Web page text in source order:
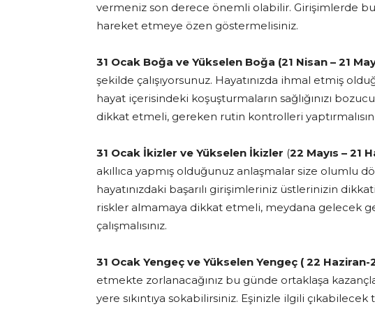
vermeniz son derece önemli olabilir. Girişimlerde
hareket etmeye özen göstermelisiniz.
31 Ocak Boğa ve Yükselen Boğa (21 Nisan – 21
şekilde çalışıyorsunuz. Hayatınızda ihmal etmiş
hayat içerisindeki koşuşturmaların sağlığınızı
dikkat etmeli, gereken rutin kontrolleri
31 Ocak İkizler ve Yükselen İkizler (22 Mayıs – 21
akıllıca yapmış olduğunuz anlaşmalar size olumlu
hayatınızdaki başarılı girişimleriniz üstlerinizin
riskler almamaya dikkat etmeli, meydana gelecek
çalışmalısınız.
31 Ocak Yengeç ve Yükselen Yengeç ( 22
etmekte zorlanacağınız bu günde ortaklaşa
yere sıkıntıya sokabilirsiniz. Eşinizle ilgili